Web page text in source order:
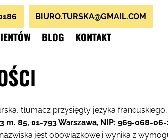
BIURO.TURSKA@GMAIL.COM
BLOG KONTAKT
tłumacz przysięgły języka
m. 85, 01-793 Warszawa, NIP: 969-068-06-
jest obowiązkowe i wynika z